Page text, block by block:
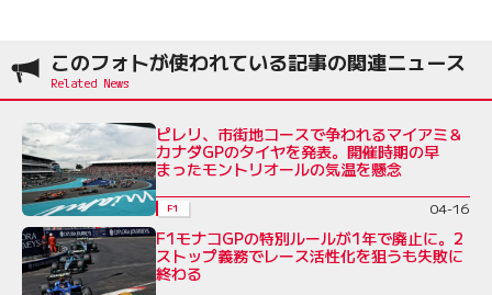
このフォトが使われている記事の関連ニュース
ピレリ、市街地コースで争われるマイアミ＆
カナダGPのタイヤを発表。開催時期の早
まったモントリオールの気温を懸念
F1 04-16
F1モナコGPの特別ルールが1年で廃止に。2
ストップ義務でレース活性化を狙うも失敗に
終わる